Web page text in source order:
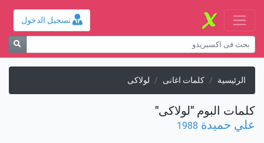
تسجيل الدخول
الرئيسية كلمات اغانى لولاكى
كلمات البوم "لولاكى"
علي حميدة 1988